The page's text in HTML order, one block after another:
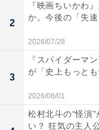
A post shared by
同番組はこれまで
2022年4月30日、
されてきました。
ゴールデン番組で
のネームバリュー
2
『映画ちいかわ
か。今後の「失
2026/07/28
3
『スパイダーマ
が「史上もっと
2026/08/01
松村北斗の“怪演
い？ 狂気の主人